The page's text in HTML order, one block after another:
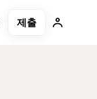
제출